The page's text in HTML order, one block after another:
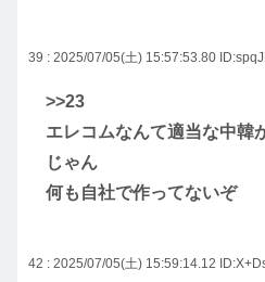
39 : 2025/07/05(土) 15:57:53.80
>>23
エレコムなんて適当な中韓
じゃん
何も自社で作ってないぞ
42 : 2025/07/05(土) 15:59:14.12